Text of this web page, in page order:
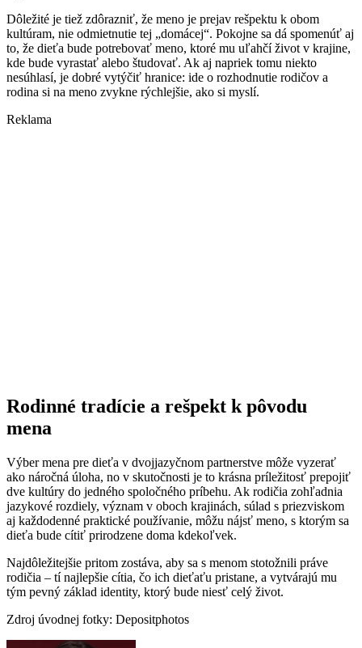
Dôležité je tiež zdôrazniť, že meno je prejav rešpektu k obom
kultúram, nie odmietnutie tej „domácej“. Pokojne sa dá spomenúť aj
to, že dieťa bude potrebovať meno, ktoré mu uľahčí život v krajine,
kde bude vyrastať alebo študovať. Ak aj napriek tomu niekto
nesúhlasí, je dobré vytýčiť hranice: ide o rozhodnutie rodičov a
rodina si na meno zvykne rýchlejšie, ako si myslí.
Reklama
Rodinné tradície a rešpekt k pôvodu
mena
Výber mena pre dieťa v dvojjazyčnom partnerstve môže vyzerať
ako náročná úloha, no v skutočnosti je to krásna príležitosť prepojiť
dve kultúry do jedného spoločného príbehu. Ak rodičia zohľadnia
jazykové rozdiely, význam v oboch krajinách, súlad s priezviskom
aj každodenné praktické používanie, môžu nájsť meno, s ktorým sa
dieťa bude cítiť prirodzene doma kdekoľvek.
Najdôležitejšie pritom zostáva, aby sa s menom stotožnili práve
rodičia – tí najlepšie cítia, čo ich dieťaťu pristane, a vytvárajú mu
tým pevný základ identity, ktorý bude niesť celý život.
Zdroj úvodnej fotky: Depositphotos